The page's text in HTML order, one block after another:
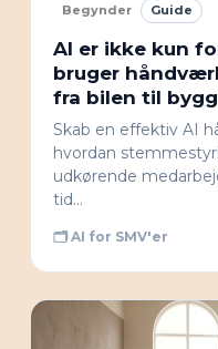
Begynder Guide
AI er ikke kun
bruger
fra bilen til
Skab en effektiv AI
hvordan
udkørende
tid…
🗂 AI for SMV'er